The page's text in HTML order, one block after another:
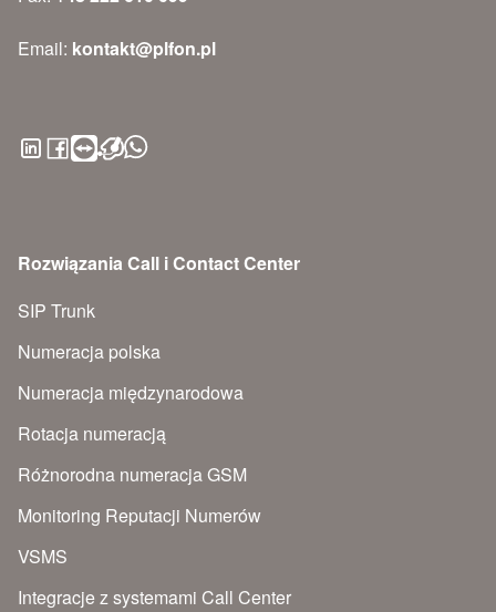
Email: kontakt@plfon.pl
Rozwiązania Call i Contact Center
SIP Trunk
Numeracja polska
Numeracja międzynarodowa
Rotacja numeracją
Różnorodna numeracja GSM
Monitoring Reputacji Numerów
VSMS
Integracje z systemami Call Center